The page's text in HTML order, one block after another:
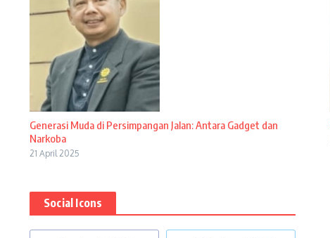
Generasi Muda di Persimpangan Jalan: Antara Gadget dan
Narkoba
21 April 2025
Social Icons